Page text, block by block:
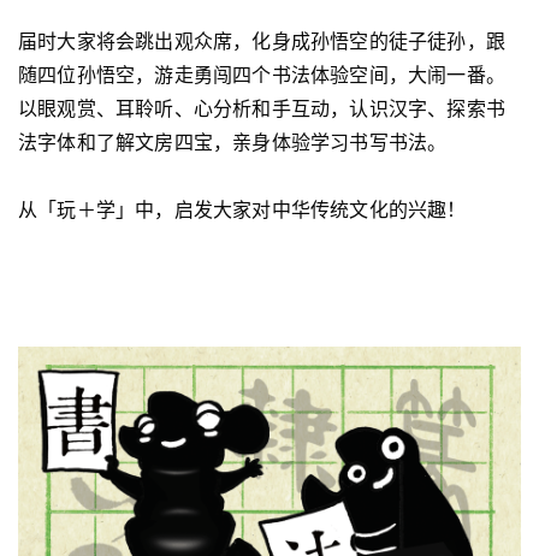
届时大家将会跳出观众席，化身成孙悟空的徒子徒孙，跟
随四位孙悟空，游走勇闯四个书法体验空间，大闹一番。
以眼观赏、耳聆听、心分析和手互动，认识汉字、探索书
法字体和了解文房四宝，亲身体验学习书写书法。
从「玩＋学」中，启发大家对中华传统文化的兴趣！